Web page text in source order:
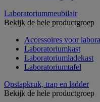
Laboratoriummeubilair
Bekijk de hele productgroep
Accessoires voor
Laboratoriumkast
Laboratoriumladekast
Laboratoriumtafel
Opstapkruk, trap en ladder
Bekijk de hele productgroep